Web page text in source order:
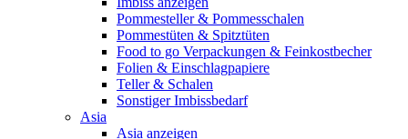
Pommesteller & Pommesschalen
Pommestüten & Spitztüten
Food to go Verpackungen & Feinkostbecher
Folien & Einschlagpapiere
Teller & Schalen
Sonstiger Imbissbedarf
Asia
Asia anzeigen